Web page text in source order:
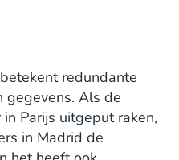
redundante
gegevens. Als de
Parijs uitgeput raken,
in Madrid de